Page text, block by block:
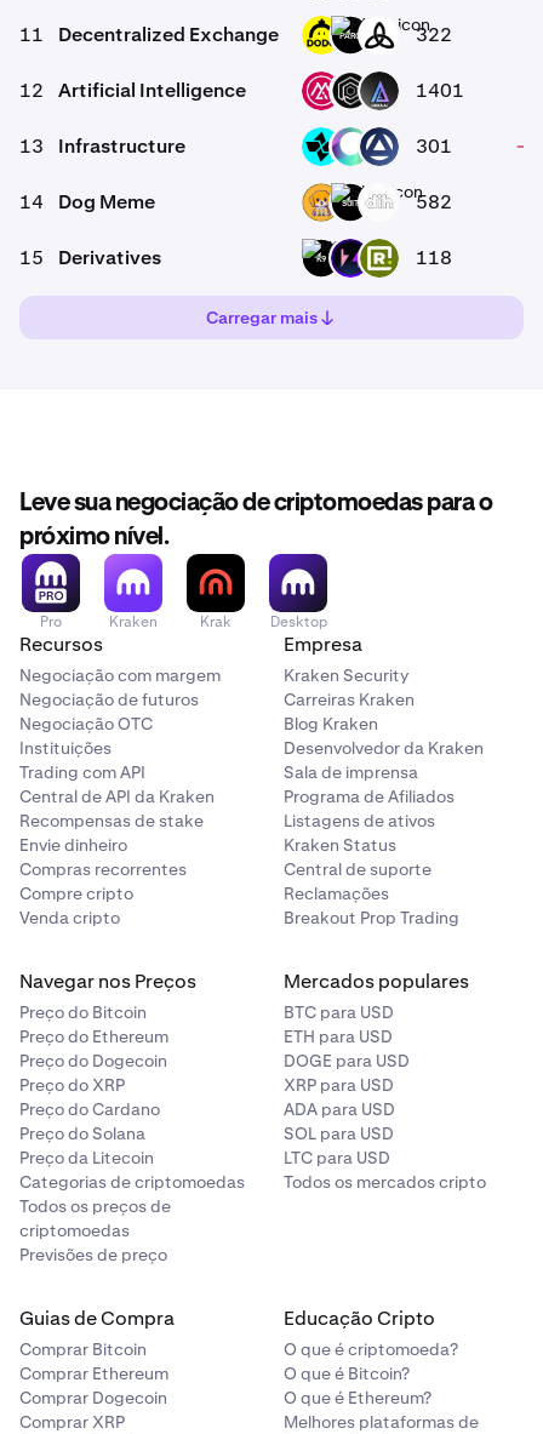
11 Decentralized Exchange DODO PARQ MDEX 322
12 Artificial Intelligence MSAI OPUL LKI 1401
13 Infrastructure CTSI AI3 301 -
14 Dog Meme DOGM SUIT DIH 582
15 Derivatives K9 ZEX RWAX 118
Carregar mais
Leve sua negociação de criptomoedas para o
próximo nível.
Pro Kraken Krak Desktop
Recursos
Negociação com margem
Negociação de futuros
Negociação OTC
Instituições
Trading com API
Central de API da Kraken
Recompensas de stake
Envie dinheiro
Compras recorrentes
Compre cripto
Venda cripto
Empresa
Kraken Security
Carreiras Kraken
Blog Kraken
Desenvolvedor da Kraken
Sala de imprensa
Programa de Afiliados
Listagens de ativos
Kraken Status
Central de suporte
Reclamações
Breakout Prop Trading
Navegar nos Preços
Preço do Bitcoin
Preço do Ethereum
Preço do Dogecoin
Preço do XRP
Preço do Cardano
Preço do Solana
Preço da Litecoin
Categorias de criptomoedas
Todos os preços de
criptomoedas
Previsões de preço
Mercados populares
BTC para USD
ETH para USD
DOGE para USD
XRP para USD
ADA para USD
SOL para USD
LTC para USD
Todos os mercados cripto
Guias de Compra
Comprar Bitcoin
Comprar Ethereum
Comprar Dogecoin
Comprar XRP
Educação Cripto
O que é criptomoeda?
O que é Bitcoin?
O que é Ethereum?
Melhores plataformas de